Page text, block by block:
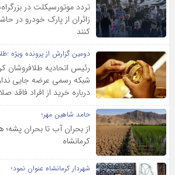
تردد موتورسیکلت در
زائران از پارک خودرو در
کنند
دومین گزارش از پرونده ویژه :طلای ۱۸ عیار یا اعتماد ۱۸
رئیس اتحادیه طلافروشان
شبکه رسمی عرضه جایی
درباره خرید از افراد
حامد شاهین مهر؛
از بحران آب تا بحران
کرمانشاه
شهردار کرمانشاه عنوان نمود؛